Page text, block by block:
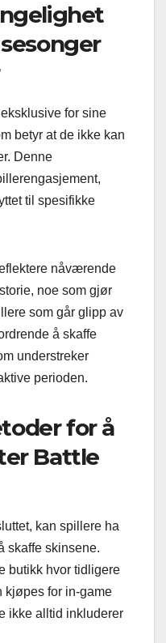
for sine
betyr at de ikke kan
Denne
til spesifikke
nåværende
noe som gjør
som går glipp av
å skaffe
understreker
perioden.
for å
Battle
kan spillere ha
skaffe skinsene.
butikk hvor tidligere
kjøpes for in-game
ikke alltid inkluderer